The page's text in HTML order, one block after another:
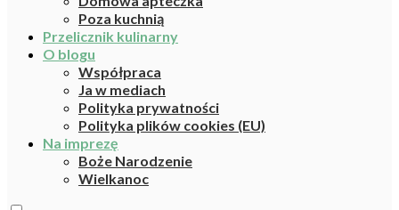
Poza kuchnią
Przelicznik kulinarny
O blogu
Współpraca
Ja w mediach
Polityka prywatności
Polityka plików cookies (EU)
Na imprezę
Boże Narodzenie
Wielkanoc